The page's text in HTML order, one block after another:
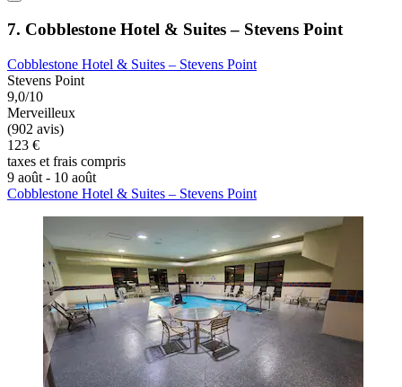
7. Cobblestone Hotel & Suites – Stevens Point
Cobblestone Hotel & Suites – Stevens Point
Stevens Point
9,0/10
Merveilleux
(902 avis)
123 €
taxes et frais compris
9 août - 10 août
Cobblestone Hotel & Suites – Stevens Point